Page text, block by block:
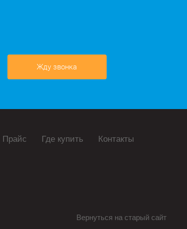
Жду звонка
Прайс Где купить Контакты
Вернуться на старый сайт